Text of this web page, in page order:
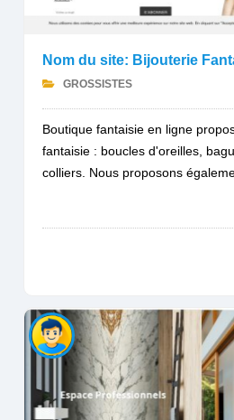
Nom du site: Bijouterie
GROSSISTES
Boutique fantaisie en ligne
fantaisie : boucles d'oreilles,
colliers. Nous proposons